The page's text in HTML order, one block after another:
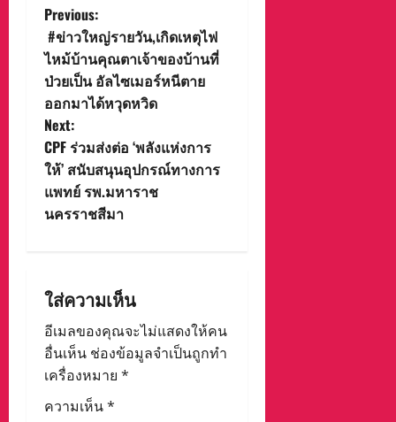
P
o
s
t
n
a
i
g
a
t
Previous:
#ข่าวใหญ่รายวัน,เกิดเหตุไฟ
ไหม้บ้านคุณตาเจ้าของบ้านที่
ป่วยเป็น อัลไซเมอร์หนีตาย
ออกมาได้หวุดหวิด
Next:
CPF ร่วมส่งต่อ ‘พลังแห่งการ
ให้’ สนับสนุนอุปกรณ์ทางการ
แพทย์ รพ.มหาราช
นครราชสีมา
ใส่ความเห็น
อีเมลของคุณจะไม่แสดงให้คน
อื่นเห็น ช่องข้อมูลจำเป็นถูกทำ
เครื่องหมาย *
ความเห็น*